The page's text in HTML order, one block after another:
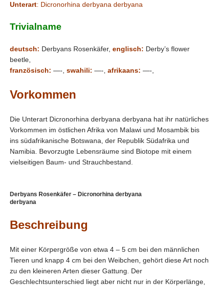
Unterart: Dicronorhina derbyana derbyana
Trivialname
deutsch: Derbyans Rosenkäfer, englisch: Derby’s flower
beetle,
französisch: —-, swahili: —-, afrikaans: —-,
Vorkommen
Die Unterart Dicronorhina derbyana derbyana hat ihr natürliches
Vorkommen im östlichen Afrika von Malawi und Mosambik bis
ins südafrikanische Botswana, der Republik Südafrika und
Namibia. Bevorzugte Lebensräume sind Biotope mit einem
vielseitigen Baum- und Strauchbestand.
Derbyans Rosenkäfer – Dicronorhina derbyana
derbyana
Beschreibung
Mit einer Körpergröße von etwa 4 – 5 cm bei den männlichen
Tieren und knapp 4 cm bei den Weibchen, gehört diese Art noch
zu den kleineren Arten dieser Gattung. Der
Geschlechtsunterschied liegt aber nicht nur in der Körperlänge,